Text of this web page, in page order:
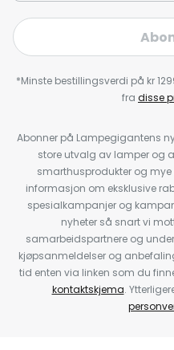
*Minste bestillingsverdi på kr
fra disse
Abonner på Lampegigantens
store utvalg av lamper og
smarthusprodukter og
informasjon om eksklusive
spesialkampanjer og
nyheter så snart vi
samarbeidspartnere og
kjøpsanmeldelser og
tid enten via linken som du
kontaktskjema.